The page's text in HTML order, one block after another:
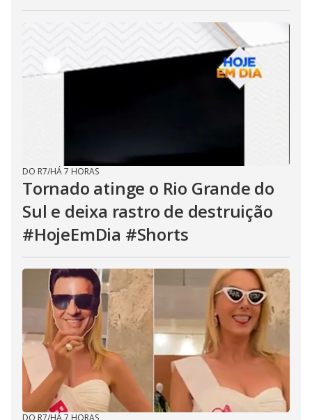
DO R7/HÁ 7 HORAS
Tornado atinge o Rio Grande do
Sul e deixa rastro de destruição
#HojeEmDia #Shorts
DO R7/HÁ 7 HORAS